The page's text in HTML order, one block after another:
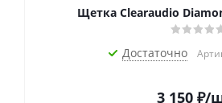
Щетка Clearaudio
Достаточно
3 150₽/